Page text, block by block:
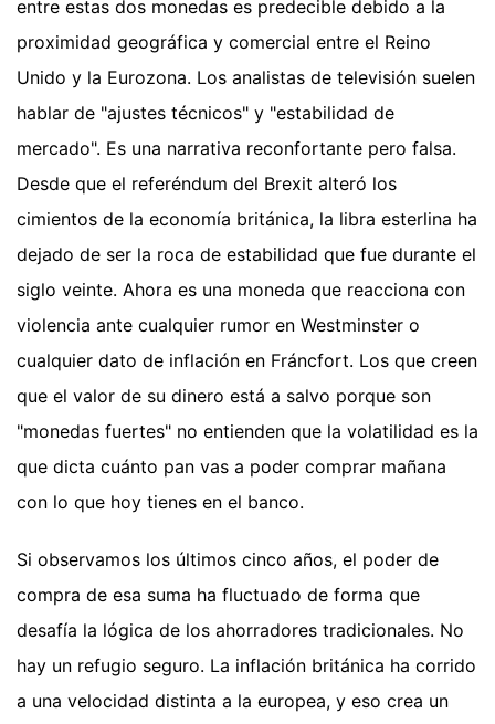
entre estas dos monedas es predecible debido a la
proximidad geográfica y comercial entre el Reino
Unido y la Eurozona. Los analistas de televisión suelen
hablar de "ajustes técnicos" y "estabilidad de
mercado". Es una narrativa reconfortante pero falsa.
Desde que el referéndum del Brexit alteró los
cimientos de la economía británica, la libra esterlina ha
dejado de ser la roca de estabilidad que fue durante el
siglo veinte. Ahora es una moneda que reacciona con
violencia ante cualquier rumor en Westminster o
cualquier dato de inflación en Fráncfort. Los que creen
que el valor de su dinero está a salvo porque son
"monedas fuertes" no entienden que la volatilidad es la
que dicta cuánto pan vas a poder comprar mañana
con lo que hoy tienes en el banco.
Si observamos los últimos cinco años, el poder de
compra de esa suma ha fluctuado de forma que
desafía la lógica de los ahorradores tradicionales. No
hay un refugio seguro. La inflación británica ha corrido
a una velocidad distinta a la europea, y eso crea un